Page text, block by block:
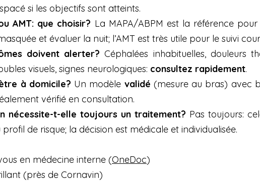
si les objectifs sont atteints.
AMT: que choisir? La MAPA/ABPM est la référence pour
et évaluer la nuit; l’AMT est très utile pour le suivi
doivent alerter? Céphalées inhabituelles, douleurs
visuels, signes neurologiques: consultez rapidement.
à domicile? Un modèle validé (mesure au bras) avec
vérifié en consultation.
nécessite-t-elle toujours un traitement? Pas toujours:
profil de risque; la décision est médicale et individualisée.
en médecine interne (OneDoc)
(près de Cornavin)